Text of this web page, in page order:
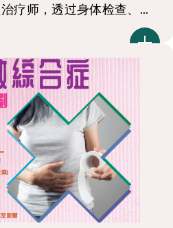
疗师，透过身体检查、...